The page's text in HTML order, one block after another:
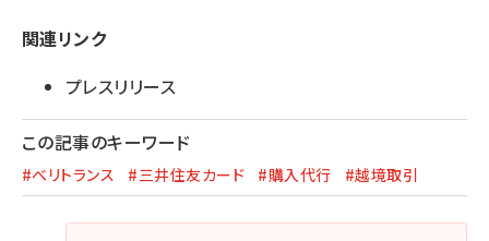
関連リンク
プレスリリース
この記事のキーワード
#ベリトランス #三井住友カード #購入代行 #越境取引